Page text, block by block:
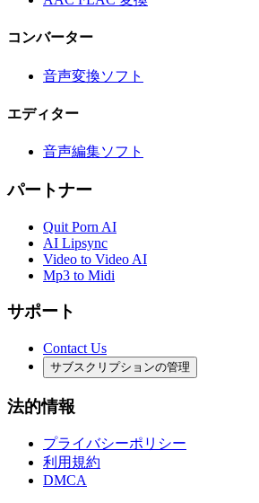
コンバーター
音声変換ソフト
エディター
音声編集ソフト
パートナー
Quit Porn AI
AI Lipsync
Video to Video AI
Mp3 to Midi
サポート
Contact Us
サブスクリプションの管理
法的情報
プライバシーポリシー
利用規約
DMCA